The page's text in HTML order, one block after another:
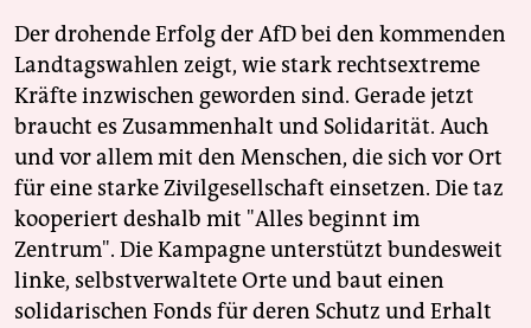
Der drohende Erfolg der AfD bei den kommenden
Landtagswahlen zeigt, wie stark rechtsextreme
Kräfte inzwischen geworden sind. Gerade jetzt
braucht es Zusammenhalt und Solidarität. Auch
und vor allem mit den Menschen, die sich vor Ort
für eine starke Zivilgesellschaft einsetzen. Die taz
kooperiert deshalb mit "Alles beginnt im
Zentrum". Die Kampagne unterstützt bundesweit
linke, selbstverwaltete Orte und baut einen
solidarischen Fonds für deren Schutz und Erhalt